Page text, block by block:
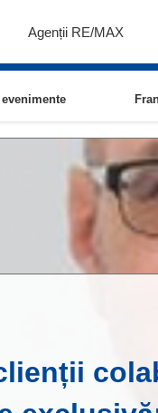
Agenții RE/MAX